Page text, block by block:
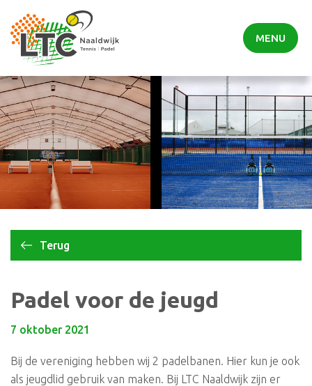
MENU
Terug
Padel voor de jeugd
7 oktober 2021
Bij de vereniging hebben wij 2 padelbanen. Hier kun je ook
als jeugdlid gebruik van maken. Bij LTC Naaldwijk zijn er